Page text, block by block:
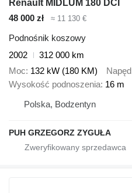
Renault MIDLUM 180 DCI
48 000 zł
≈ 11 130 €
Podnośnik koszowy
2002
312 000 km
Moc 132 kW (180 KM) Napęd
Wysokość podnoszenia 16 m
Polska, Bodzentyn
PUH GRZEGORZ ZYGUŁA